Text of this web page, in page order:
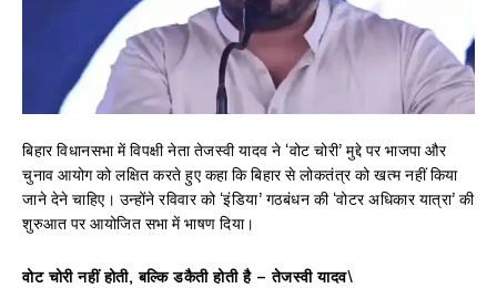
बिहार विधानसभा में विपक्षी नेता तेजस्वी यादव ने ‘वोट चोरी’ मुद्दे पर भाजपा और
चुनाव आयोग को लक्षित करते हुए कहा कि बिहार से लोकतंत्र को खत्म नहीं किया
जाने देने चाहिए। उन्होंने रविवार को ‘इंडिया’ गठबंधन की ‘वोटर अधिकार यात्रा’ की
शुरुआत पर आयोजित सभा में भाषण दिया।
वोट चोरी नहीं होती, बल्कि डकैती होती है – तेजस्वी यादव\